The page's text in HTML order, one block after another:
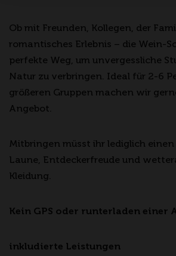
Ob mit Freunden, Kollegen, der
romantisches Erlebnis – die Wein-
perfekte Weg, um unvergessliche
Natur zu verbringen. Ideal für 2-6
größeren Gruppen machen wir
Angebot.
Mitbringen müsst ihr lediglich einen
Laune, Entdeckerfreude und
Kleidung.
Kein GPS oder runterladen einer
inkludierte Leistungen